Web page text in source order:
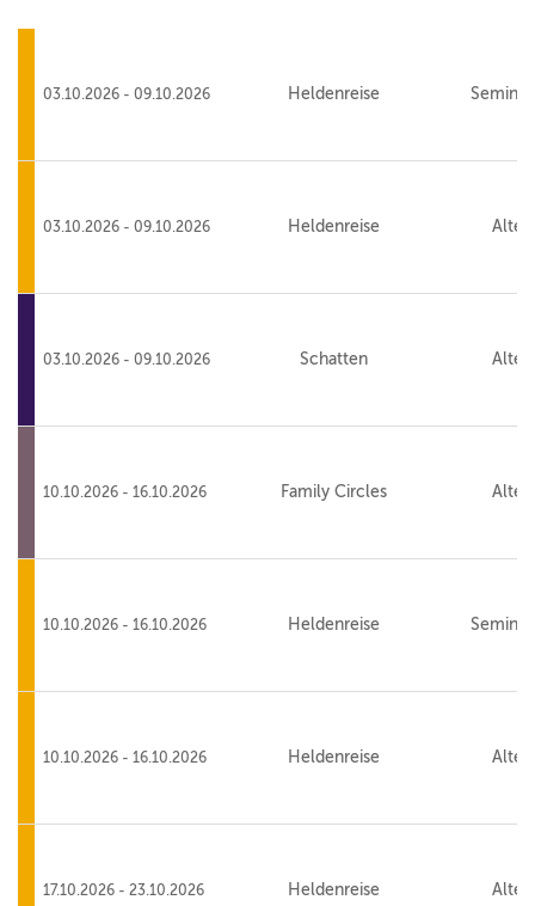
03.10.2026 - 09.10.2026 Heldenreise
03.10.2026 - 09.10.2026 Heldenreise Alte
03.10.2026 - 09.10.2026 Schatten Alte
10.10.2026 - 16.10.2026 Family Circles Alte
10.10.2026 - 16.10.2026 Heldenreise
10.10.2026 - 16.10.2026 Heldenreise Alte
17.10.2026 - 23.10.2026 Heldenreise Alte